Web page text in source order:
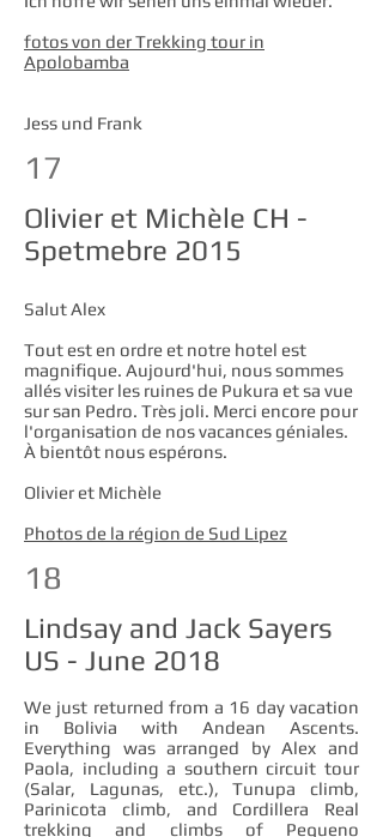
fotos von der Trekking tour in
Apolobamba
Jess und Frank
17
Olivier et Michèle CH -
Spetmebre 2015
Salut Alex
Tout est en ordre et notre hotel est
magnifique. Aujourd'hui, nous sommes
allés visiter les ruines de Pukura et sa vue
sur san Pedro. Très joli. Merci encore pour
l'organisation de nos vacances géniales.
À bientôt nous espérons.
Olivier et Michèle
Photos de la région de Sud Lipez
18
Lindsay and Jack Sayers
US - June 2018
We just returned from a 16 day vacation
in Bolivia with Andean Ascents.
Everything was arranged by Alex and
Paola, including a southern circuit tour
(Salar, Lagunas, etc.), Tunupa climb,
Parinicota climb, and Cordillera Real
trekking and climbs of Pequeno